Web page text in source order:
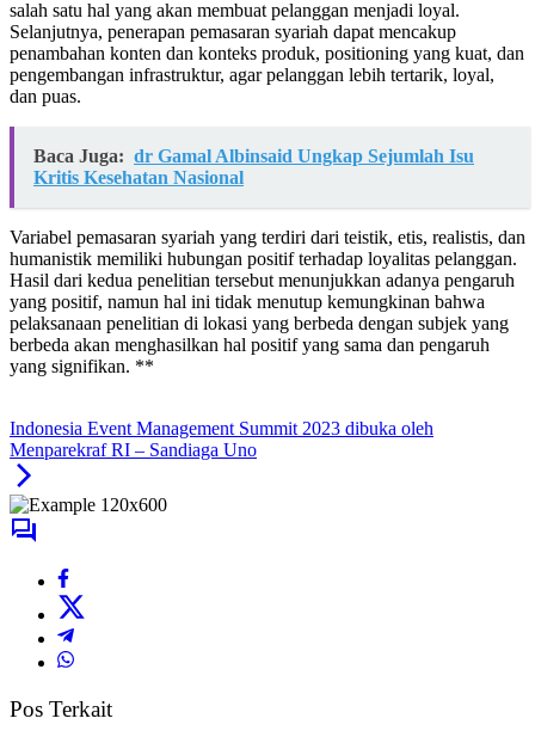
salah satu hal yang akan membuat pelanggan menjadi loyal.
Selanjutnya, penerapan pemasaran syariah dapat mencakup
penambahan konten dan konteks produk, positioning yang kuat, dan
pengembangan infrastruktur, agar pelanggan lebih tertarik, loyal,
dan puas.
Baca Juga: dr Gamal Albinsaid Ungkap Sejumlah Isu
Kritis Kesehatan Nasional
Variabel pemasaran syariah yang terdiri dari teistik, etis, realistis, dan
humanistik memiliki hubungan positif terhadap loyalitas pelanggan.
Hasil dari kedua penelitian tersebut menunjukkan adanya pengaruh
yang positif, namun hal ini tidak menutup kemungkinan bahwa
pelaksanaan penelitian di lokasi yang berbeda dengan subjek yang
berbeda akan menghasilkan hal positif yang sama dan pengaruh
yang signifikan. **
Indonesia Event Management Summit 2023 dibuka oleh
Menparekraf RI – Sandiaga Uno
Pos Terkait